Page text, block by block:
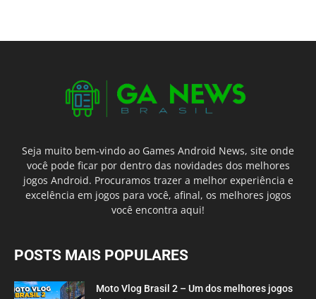
Seja muito bem-vindo ao Games Android News, site onde
você pode ficar por dentro das novidades dos melhores
jogos Android. Procuramos trazer a melhor experiência e
excelência em jogos para você, afinal, os melhores jogos
você encontra aqui!
POSTS MAIS POPULARES
Moto Vlog Brasil 2 – Um dos melhores jogos